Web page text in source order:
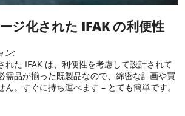
ジ化された IFAK の利便性
ン:
れた IFAK は、利便性を考慮して設計されて
需品が揃った既製品なので、綿密な計画や買
ん。すぐに持ち運べます – とても簡単です。